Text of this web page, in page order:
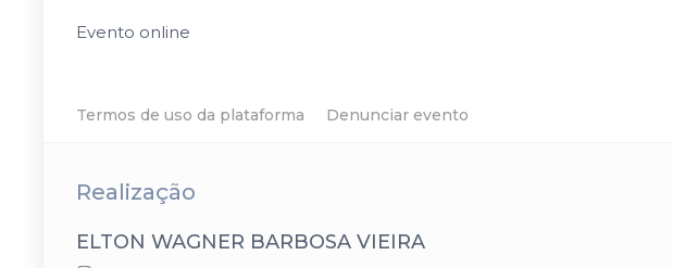
Evento online
Termos de uso da plataforma Denunciar evento
Realização
ELTON WAGNER BARBOSA VIEIRA